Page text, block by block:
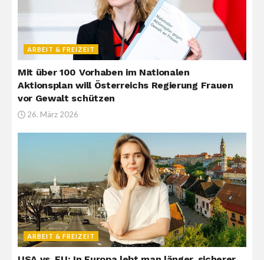
ARBEIT & FREIZEIT
Mit über 100 Vorhaben im Nationalen
Aktionsplan will Österreichs Regierung Frauen
vor Gewalt schützen
26. März 2026
ARBEIT & FREIZEIT